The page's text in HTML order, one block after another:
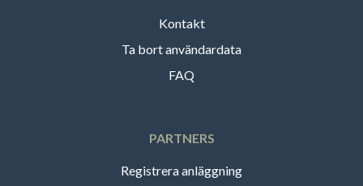
Kontakt
Ta bort användardata
FAQ
PARTNERS
Registrera anläggning